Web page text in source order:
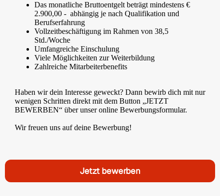
Das monatliche Bruttoentgelt beträgt mindestens €
2.900,00 - abhängig je nach Qualifikation und
Berufserfahrung
Vollzeitbeschäftigung im Rahmen von 38,5
Std./Woche
Umfangreiche Einschulung
Viele Möglichkeiten zur Weiterbildung
Zahlreiche Mitarbeiterbenefits
Haben wir dein Interesse geweckt? Dann bewirb dich mit nur
wenigen Schritten direkt mit dem Button „JETZT
BEWERBEN“ über unser online Bewerbungsformular.
Wir freuen uns auf deine Bewerbung!
Jetzt bewerben